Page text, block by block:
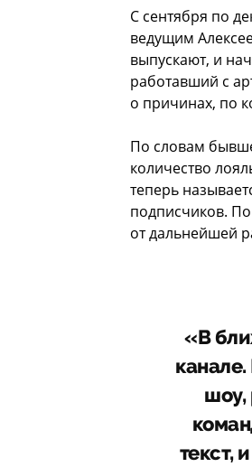
С сентября по
ведущим
выпускают, и
работавший с
о причинах, по
По словам
количество
теперь
подписчиков.
от дальнейшей
«В
шоу,
текст,